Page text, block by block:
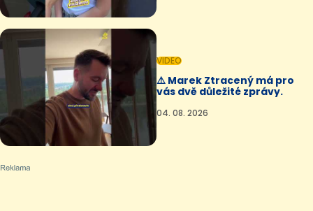
VIDEO
⚠️ Marek Ztracený má pro
vás dvě důležité zprávy.
04. 08. 2026